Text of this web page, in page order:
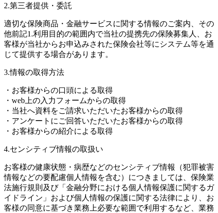
2.第三者提供・委託
適切な保険商品・金融サービスに関する情報のご案内、その
他前記1.利用目的の範囲内で当社の提携先の保険募集人、お
客様が当社からお申込みされた保険会社等にシステム等を通
じて提供する場合があります。
3.情報の取得方法
・お客様からの口頭による取得
・web上の入力フォームからの取得
・当社へ資料をご請求いただいたお客様からの取得
・アンケートにご回答いただいたお客様からの取得
・お客様からの紹介による取得
4.センシティブ情報の取扱い
お客様の健康状態・病歴などのセンシティブ情報（犯罪被害
情報などの要配慮個人情報を含む）につきましては、保険業
法施行規則及び「金融分野における個人情報保護に関するガ
イドライン」および個人情報の保護に関する法律により、お
客様の同意に基づき業務上必要な範囲で利用するなど、業務